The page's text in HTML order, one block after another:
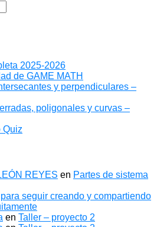
2025-2026
de GAME MATH
y perpendiculares –
poligonales y curvas –
Quiz
REYES en Partes de sistema
seguir creando y compartiendo
en Taller – proyecto 2